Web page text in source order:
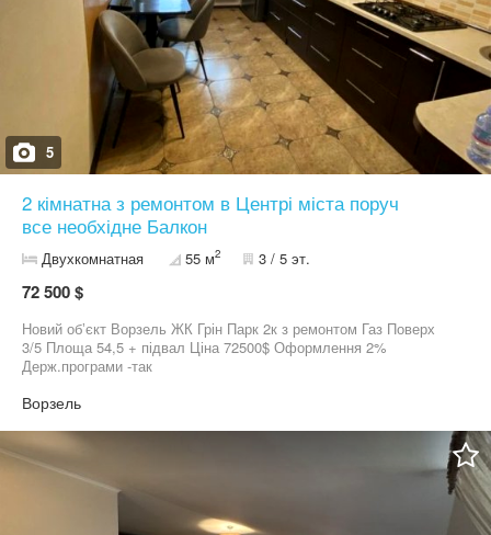
5
2 кімнатна з ремонтом в Центрі міста поруч
все необхідне Балкон
Двухкомнатная 55 м2 3 / 5 эт.
72 500 $
Новий обʼєкт Ворзель ЖК Грін Парк 2к з ремонтом Газ Поверх
3/5 Площа 54,5 + підвал Ціна 72500$ Оформлення 2%
Держ.програми -так
Ворзель